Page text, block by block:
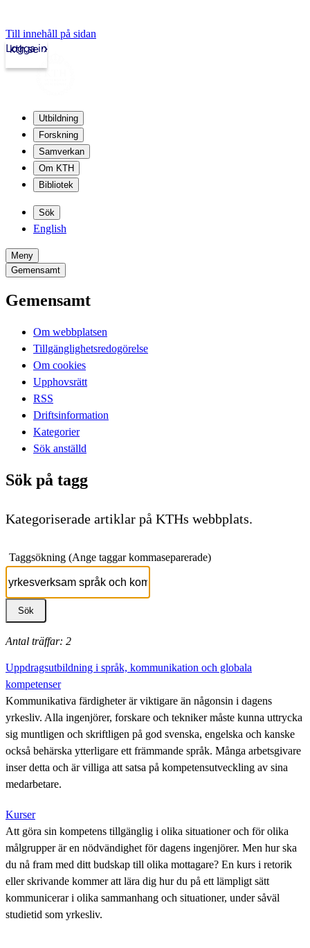
Till innehåll på sidan
kth.se
Logga in
Utbildning
Forskning
Samverkan
Om KTH
Bibliotek
Sök
English
Meny
Gemensamt
Gemensamt
Om webbplatsen
Tillgänglighetsredogörelse
Om cookies
Upphovsrätt
RSS
Driftsinformation
Kategorier
Sök anställd
Sök på tagg
Kategoriserade artiklar på KTHs webbplats.
Taggsökning (Ange taggar kommaseparerade)
Antal träffar: 2
Uppdragsutbildning i språk, kommunikation och globala
kompetenser
Kommunikativa färdigheter är viktigare än någonsin i dagens
yrkesliv. Alla ingenjörer, forskare och tekniker måste kunna uttrycka
sig muntligen och skriftligen på god svenska, engelska och kanske
också behärska ytterligare ett främmande språk. Många arbetsgivare
inser detta och är villiga att satsa på kompetensutveckling av sina
medarbetare.
Kurser
Att göra sin kompetens tillgänglig i olika situationer och för olika
målgrupper är en nödvändighet för dagens ingenjörer. Men hur ska
du nå fram med ditt budskap till olika mottagare? En kurs i retorik
eller skrivande kommer att lära dig hur du på ett lämpligt sätt
kommunicerar i olika sammanhang och situationer, under såväl
studietid som yrkesliv.